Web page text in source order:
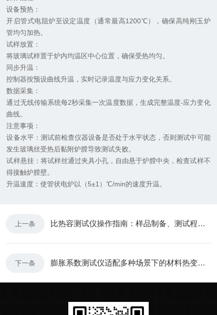
‌设备预热‌：
开启管式电阻炉至设定温度（通常最高1200℃），确保高纯刚玉炉
管均匀加热。
‌试样放置‌：
将玻璃试样置于炉内均温区中心位置，确保受热均匀。
‌同步升温‌：
控制器按预设曲线升温，实时记录温度与应力变化关系。
‌数据采集‌：
通过无线传输系统每2秒采集一次温度数据，生成完整温度-应力变化
曲线。
注意事项：
‌设备水平‌：测试前检查仪器设备是否处于水平状态，否则测试中可能
发生玻璃丝受热后黏附炉膛导致测试失败。
‌试样悬挂‌：将试样丝通过夹具小孔，自由悬于炉膛中央，检查试样不
得接触炉膛壁。
‌升温速度‌：使管状电炉以（5±1）℃/min的速度升温。
上一条 比热容测试仪操作指南：样品制备、测试程序选择与数据分析要点
下一条 膨胀系数测试仪适配多种场景下的材料热变形特性研究需求